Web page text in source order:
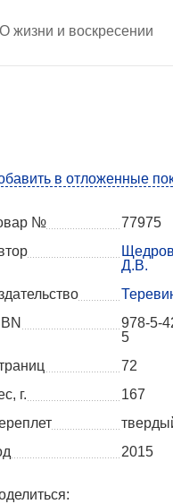
О жизни и воскресении
в отложенные
№
77975
Д.В.
978-5-
5
72
г.
167
2015